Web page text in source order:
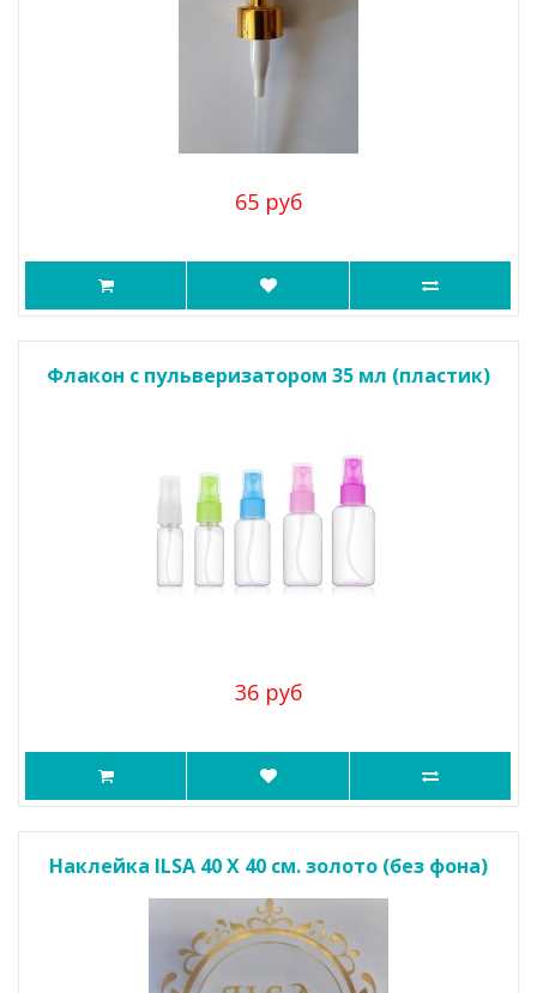
65 руб
Флакон с пульверизатором 35 мл (пластик)
36 руб
Наклейка ILSA 40 X 40 см. золото (без фона)